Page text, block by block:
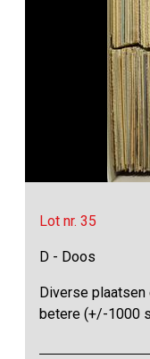
Lot nr. 35
D - Doos
Diverse plaatsen
betere (+/-1000